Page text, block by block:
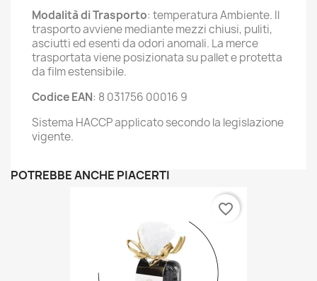
Modalità di Trasporto: temperatura Ambiente. Il
trasporto avviene mediante mezzi chiusi, puliti,
asciutti ed esenti da odori anomali. La merce
trasportata viene posizionata su pallet e protetta
da film estensibile.
Codice EAN: 8 031756 00016 9
Sistema HACCP applicato secondo la legislazione
vigente.
POTREBBE ANCHE PIACERTI
favorite_border